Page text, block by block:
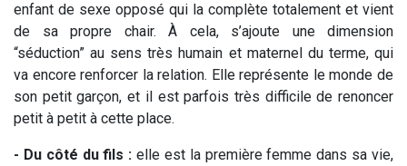
enfant de sexe opposé qui la complète totalement et vient
de sa propre chair. À cela, s’ajoute une dimension
“séduction” au sens très humain et maternel du terme, qui
va encore renforcer la relation. Elle représente le monde de
son petit garçon, et il est parfois très difficile de renoncer
petit à petit à cette place.
- Du côté du fils : elle est la première femme dans sa vie,